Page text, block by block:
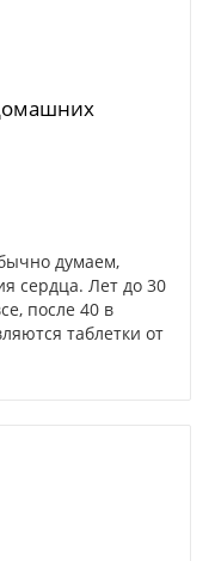
думаем,
сердца. Лет до 30
после 40 в
таблетки от